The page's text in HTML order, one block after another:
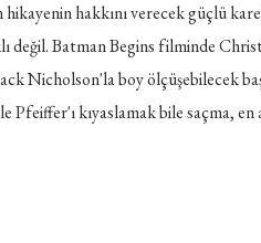
hakkını verecek güçlü
değil. Batman Begins filminde
Nicholson'la boy ölçüşebilecek
kıyaslamak bile saçma, en